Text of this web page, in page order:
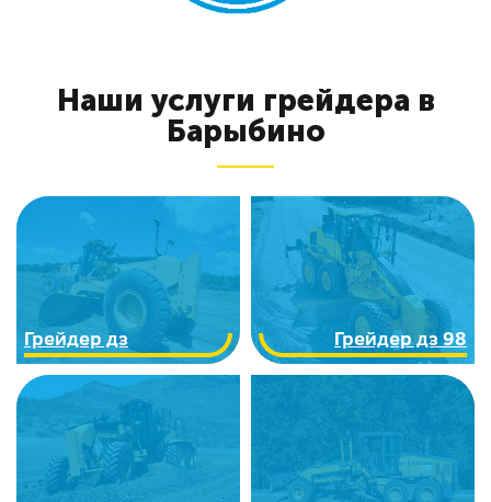
Наши услуги грейдера в
Барыбино
Грейдер дз Грейдер дз 98